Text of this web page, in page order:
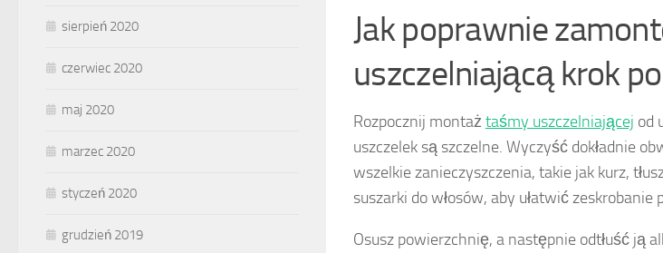
Jak poprawnie
uszczelniającą krok
Rozpocznij montaż taśmy uszczelniającej od
uszczelek są szczelne. Wyczyść dokładnie
wszelkie zanieczyszczenia, takie jak kurz,
suszarki do włosów, aby ułatwić zeskrobanie
Osusz powierzchnię, a następnie odtłuść ją
sierpień 2020
czerwiec 2020
maj 2020
marzec 2020
styczeń 2020
grudzień 2019